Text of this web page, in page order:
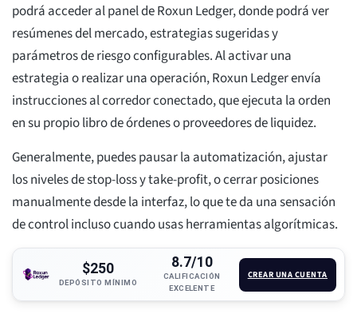
podrá acceder al panel de Roxun Ledger, donde podrá ver
resúmenes del mercado, estrategias sugeridas y
parámetros de riesgo configurables. Al activar una
estrategia o realizar una operación, Roxun Ledger envía
instrucciones al corredor conectado, que ejecuta la orden
en su propio libro de órdenes o proveedores de liquidez.
Generalmente, puedes pausar la automatización, ajustar
los niveles de stop-loss y take-profit, o cerrar posiciones
manualmente desde la interfaz, lo que te da una sensación
de control incluso cuando usas herramientas algorítmicas.
$250
DEPÓSITO MÍNIMO
8.7/10
CALIFICACIÓN
EXCELENTE
CREAR UNA CUENTA